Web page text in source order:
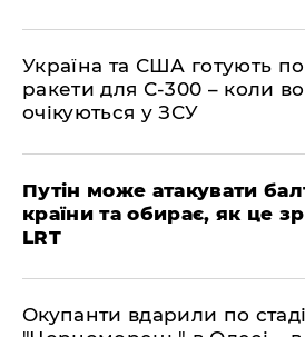
​Україна та США готують
ракети для С-300 – коли
очікуються у ЗСУ
​Путін може атакувати
країни та обирає, як це
LRT
​Окупанти вдарили по